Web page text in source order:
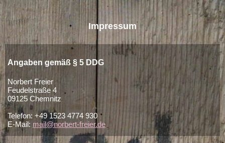
Impressum
Angaben gemäß § 5 DDG
Norbert Freier
Feudelstraße 4
09125 Chemnitz
Telefon: +49 1523 4774 930
E-Mail: mail@norbert-freier.de